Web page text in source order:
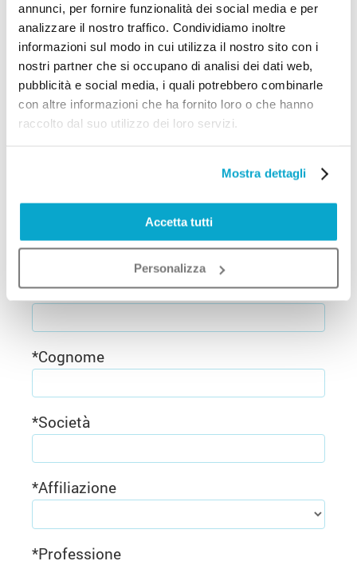
annunci, per fornire funzionalità dei social media e per
analizzare il nostro traffico. Condividiamo inoltre
informazioni sul modo in cui utilizza il nostro sito con i
nostri partner che si occupano di analisi dei dati web,
pubblicità e social media, i quali potrebbero combinarle
con altre informazioni che ha fornito loro o che hanno
raccolto dal suo utilizzo dei loro servizi.
Mostra dettagli
Accetta tutti
Personalizza
Vuoi scoprire di più?
Stai valutando la possibilità di affiliarti a
noi ma non sei sicuro che sia una scelta
adatta alla tua attività? Puoi prenotare,
gratuitamente e senza impegno, una
demo gratuitain base alle tue disponibilità
Compila il form e sarai ricontattato dalla
nostra Assistenza!
*Nome
*Cognome
*Società
*Affiliazione
*Professione